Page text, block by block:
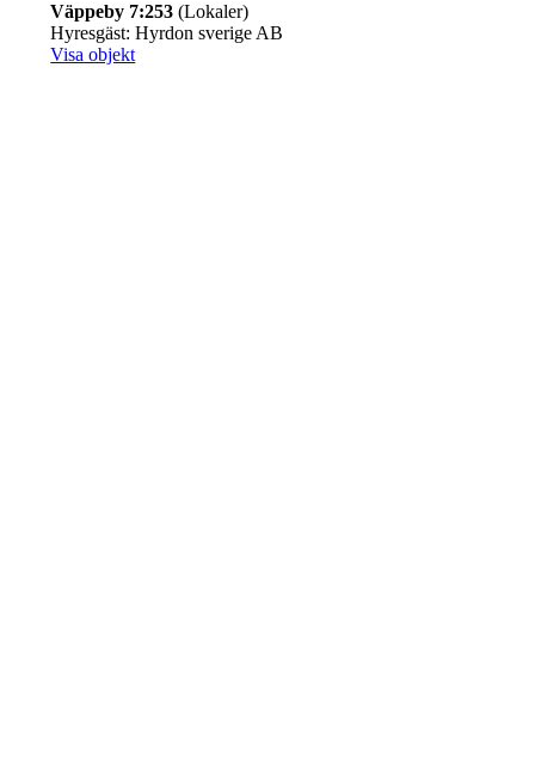
Väppeby 7:253 (Lokaler)
Hyresgäst: Hyrdon sverige AB
Visa objekt